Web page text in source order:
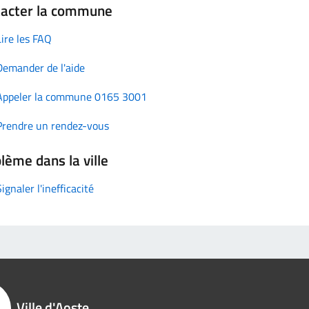
la commune
les FAQ
de l'aide
la commune 0165 3001
un rendez-vous
dans la ville
l'inefficacité